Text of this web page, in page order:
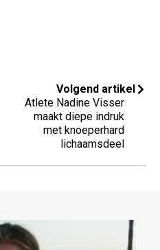
Volgend artikel
Atlete Nadine Visser
maakt diepe indruk
met knoeperhard
lichaamsdeel